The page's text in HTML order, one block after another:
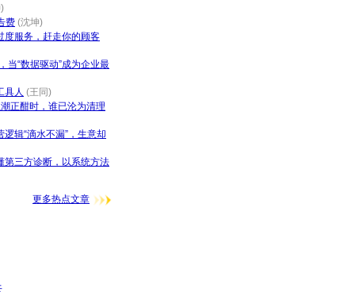
费 (沈坤)
度服务，赶走你的顾客
当“数据驱动”成为企业最
具人 (王同)
正酣时，谁已沦为清理
辑“滴水不漏”，生意却
第三方诊断，以系统方法
更多热点文章